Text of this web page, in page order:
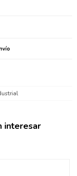
interesar